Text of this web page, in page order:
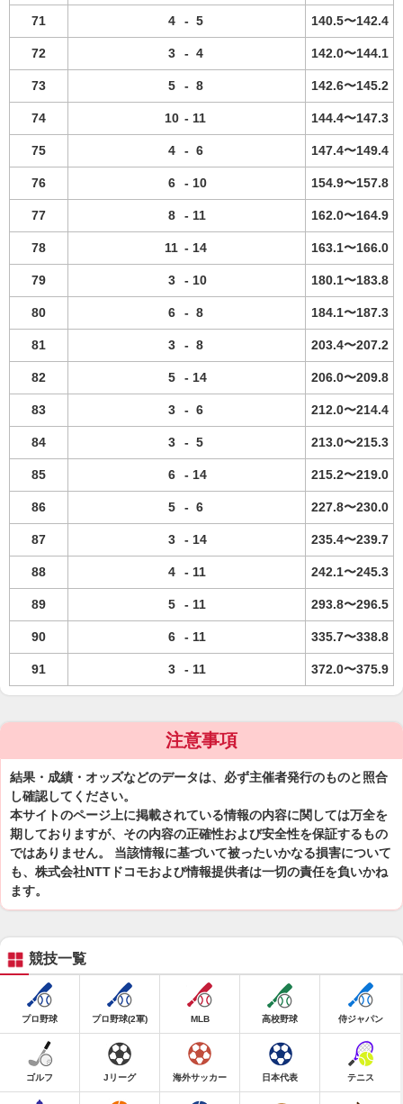
71 4 - 5 140.5〜142.4
72 3 - 4 142.0〜144.1
73 5 - 8 142.6〜145.2
74 10 - 11 144.4〜147.3
75 4 - 6 147.4〜149.4
76 6 - 10 154.9〜157.8
77 8 - 11 162.0〜164.9
78 11 - 14 163.1〜166.0
79 3 - 10 180.1〜183.8
80 6 - 8 184.1〜187.3
81 3 - 8 203.4〜207.2
82 5 - 14 206.0〜209.8
83 3 - 6 212.0〜214.4
84 3 - 5 213.0〜215.3
85 6 - 14 215.2〜219.0
86 5 - 6 227.8〜230.0
87 3 - 14 235.4〜239.7
88 4 - 11 242.1〜245.3
89 5 - 11 293.8〜296.5
90 6 - 11 335.7〜338.8
91 3 - 11 372.0〜375.9
注意事項
結果・成績・オッズなどのデータは、必ず主催者発行のものと照合
し確認してください。
本サイトのページ上に掲載されている情報の内容に関しては万全を
期しておりますが、その内容の正確性および安全性を保証するもの
ではありません。 当該情報に基づいて被ったいかなる損害について
も、株式会社NTTドコモおよび情報提供者は一切の責任を負いかね
ます。
競技一覧
プロ野球 プロ野球(2軍) MLB 高校野球 侍ジャパン
ゴルフ Jリーグ 海外サッカー 日本代表 テニス